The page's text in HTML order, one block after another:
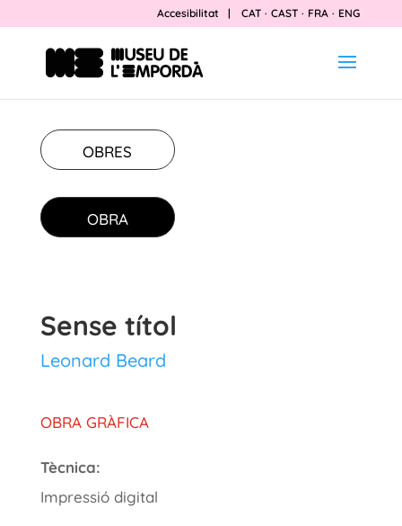
Accesibilitat | CAT · CAST · FRA · ENG
OBRES
OBRA
Sense títol
Leonard Beard
OBRA GRÀFICA
Tècnica:
Impressió digital